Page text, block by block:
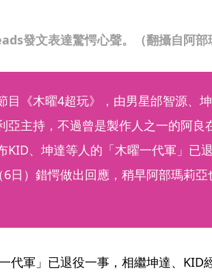
發文表達驚愕心聲。（翻攝自阿部
目《木曜4超玩》，由男星邰智源、
亞主持，不過曾是製作人之一的阿良
KID、坤達等人的「木曜一代軍」已
日）錯愕做出回應，稍早阿部瑪莉
代軍」已退役一事，相繼坤達、KID